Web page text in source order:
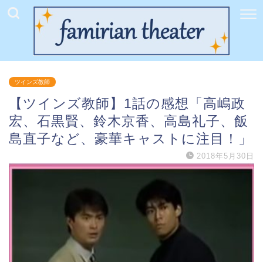
ツインズ教師
【ツインズ教師】1話の感想「高嶋政
宏、石黒賢、鈴木京香、高島礼子、飯
島直子など、豪華キャストに注目！」
2018年5月30日